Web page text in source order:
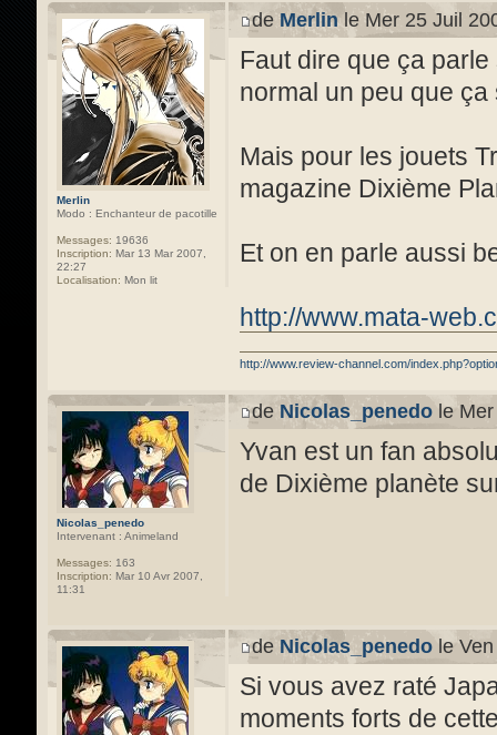
Merlin
Modo : Enchanteur de pacotille
Messages: 19636
Inscription: Mar 13 Mar 2007,
22:27
Localisation: Mon lit
deMerlinle Mer 25 Juil
Faut dire que ça
normal un peu que
Mais pour les jouets
magazine Dixième
Et on en parle aussi
http://www.mata-
http://www.review-channel.com/
Nicolas_penedo
Intervenant : Animeland
Messages: 163
Inscription: Mar 10 Avr 2007,
11:31
de Nicolas_penedo le
Yvan est un fan
de Dixième planète
de Nicolas_penedo le
Si vous avez raté
moments forts de